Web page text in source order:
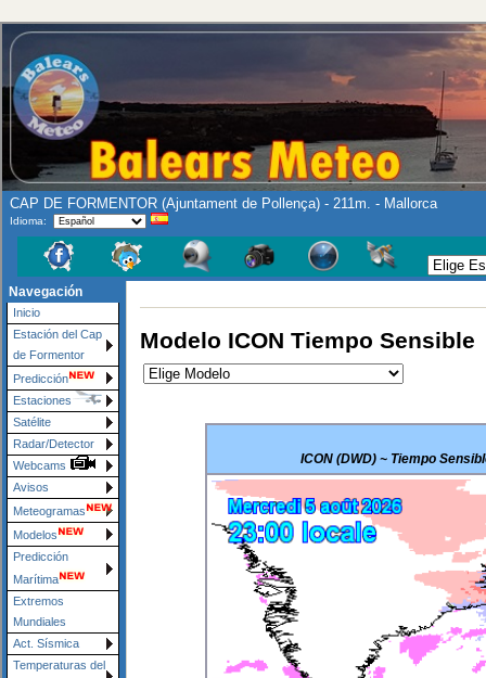
CAP DE FORMENTOR (Ajuntament de Pollença) - 211m. - Mallorca
Idioma:
Navegación
Inicio
Estación del Cap
de Formentor
Predicción
Estaciones
Satélite
Radar/Detector
Webcams
Avisos
Meteogramas
Modelos
Predicción
Marítima
Extremos
Mundiales
Act. Sísmica
Temperaturas del
Modelo ICON Tiempo Sensible
ICON (DWD) ~ Tiempo